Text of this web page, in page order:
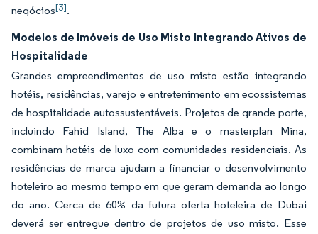
negócios[3].
Modelos de Imóveis de Uso Misto Integrando Ativos de
Hospitalidade
Grandes empreendimentos de uso misto estão integrando
hotéis, residências, varejo e entretenimento em ecossistemas
de hospitalidade autossustentáveis. Projetos de grande porte,
incluindo Fahid Island, The Alba e o masterplan Mina,
combinam hotéis de luxo com comunidades residenciais. As
residências de marca ajudam a financiar o desenvolvimento
hoteleiro ao mesmo tempo em que geram demanda ao longo
do ano. Cerca de 60% da futura oferta hoteleira de Dubai
deverá ser entregue dentro de projetos de uso misto. Esse